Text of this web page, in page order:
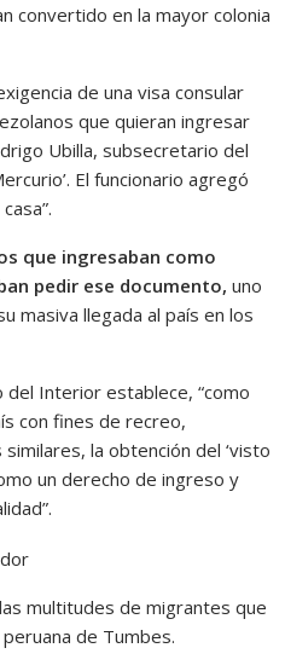
convertido en la mayor colonia
de una visa consular
que quieran ingresar
Ubilla, subsecretario del
El funcionario agregó
que ingresaban como
pedir ese documento, uno
masiva llegada al país en los
Interior establece, “como
con fines de recreo,
la obtención del ‘visto
un derecho de ingreso y
multitudes de migrantes que
de Tumbes.